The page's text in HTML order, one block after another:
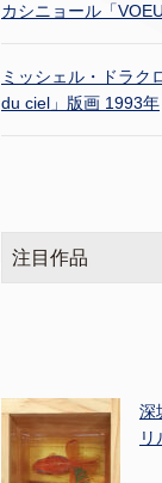
カシニョール「
ミッシェル・ドラク
du ciel」版画 1993年
注目作品
深